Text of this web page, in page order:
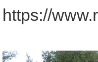
https://